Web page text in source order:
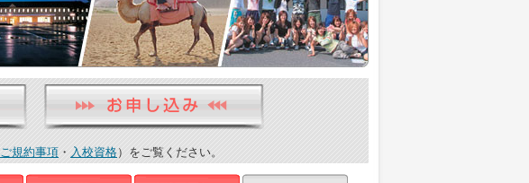
ご規約事項 ・ 入校資格）をご覧ください。